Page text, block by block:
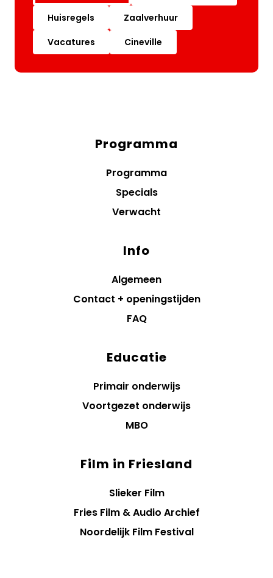
Huisregels
Zaalverhuur
Vacatures
Cineville
Programma
Programma
Specials
Verwacht
Info
Algemeen
Contact + openingstijden
FAQ
Educatie
Primair onderwijs
Voortgezet onderwijs
MBO
Film in Friesland
Slieker Film
Fries Film & Audio Archief
Noordelijk Film Festival